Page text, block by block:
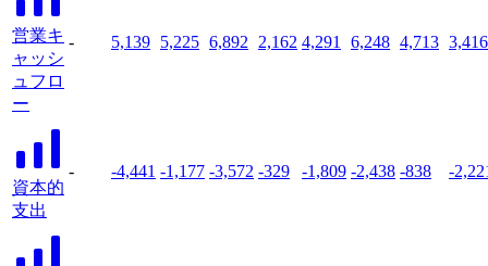
営業キ
ャッシ
ュフロ
ー
- 5,139 5,225 6,892 2,162 4,291 6,248 4,713 3,416
資本的
支出
- -4,441 -1,177 -3,572 -329 -1,809 -2,438 -838 -